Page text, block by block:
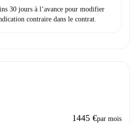
30 jours à l’avance pour modifier
contraire dans le contrat.
1445 €par mois